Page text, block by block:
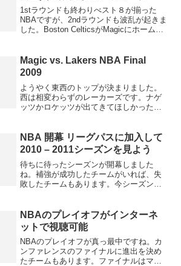
1stラウンドも終わりべスト８が揃った
NBAですが、2ndラウンドも波乱が起きま
した。Boston CelticsがMagicにホームで
Caval...
Magic vs. Lakers NBA Final
2009
ようやく東西のトップが決まりました。
西は相変わらずのレーカーズです。ナゲ
ッツかロケッツが出てきてほしかった。
ぁ、ロケッツはもう無理だと思います。
ヤオ・ミンが怪我ばかりだし...
NBA 開幕 リーグパスに加入して
2010 – 2011シーズンを見よう
待ちに待ったシーズンが開幕しました
ね。補強が成功したチームがいれば、失
敗したチームもあります。今シーズン
ワクします。１１月１日までなら無料で
NBAリーグパスが見れます。
NBAのプレイオフがインターネ
ットで視聴可能
NBAのプレイオフが真っ最中ですね。カ
ンファレンスのファイナルに進出を決め
たチームもあります。ファイナルはマジ